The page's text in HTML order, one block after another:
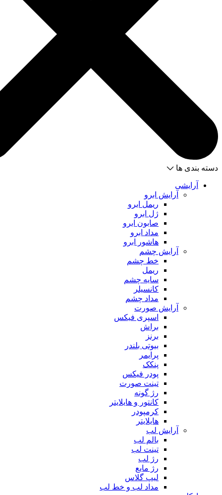
دسته بندی ها
آرایشی
آرایش ابرو
ریمل ابرو
ژل ابرو
صابون ابرو
مداد ابرو
هاشور ابرو
آرایش چشم
خط چشم
ریمل
سایه چشم
کانسیلر
مداد چشم
آرایش صورت
اسپری فیکس
براش
برنز
بیوتی بلندر
پرایمر
پنکک
پودر فیکس
تینت صورت
رژ گونه
کانتور و هایلایتر
کرمپودر
هایلایتر
آرایش لب
بالم لب
تینت لب
رژ لب
رژ مایع
لیپ گلاس
مداد لب و خط لب